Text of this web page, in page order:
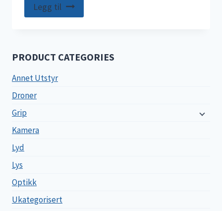
Legg til
PRODUCT CATEGORIES
Annet Utstyr
Droner
Grip
Kamera
Lyd
Lys
Optikk
Ukategorisert